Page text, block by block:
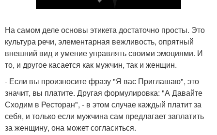
На самом деле основы этикета достаточно просты. Это
культура речи, элементарная вежливость, опрятный
внешний вид и умение управлять своими эмоциями. И
то, и другое касается как мужчин, так и женщин.
- Если вы произносите фразу "Я вас Приглашаю", это
значит, вы платите. Другая формулировка: "А Давайте
Сходим в Ресторан", - в этом случае каждый платит за
себя, и только если мужчина сам предлагает заплатить
за женщину, она может согласиться.